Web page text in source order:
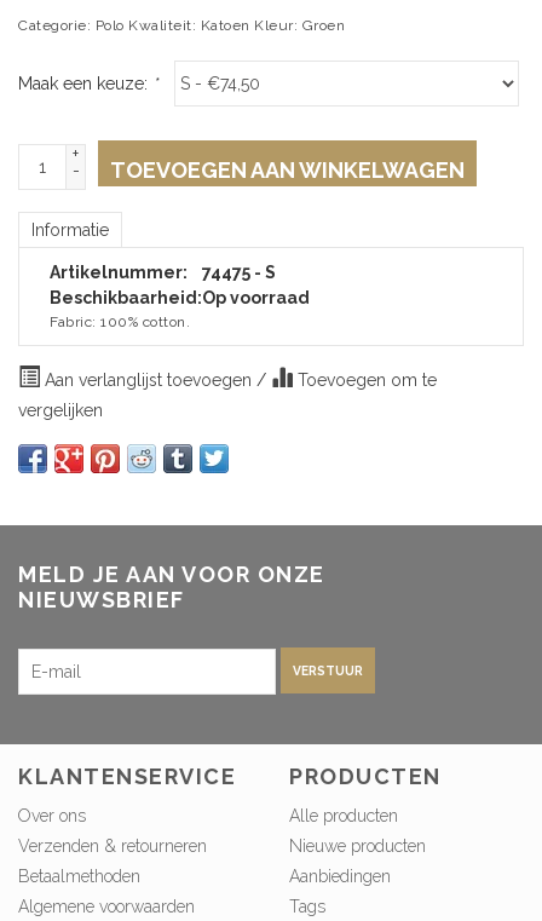
Categorie: Polo Kwaliteit: Katoen Kleur: Groen
Maak een keuze: *
+
-
TOEVOEGEN AAN WINKELWAGEN
Informatie
Artikelnummer:
74475 - S
Beschikbaarheid:Op voorraad
Fabric: 100% cotton.
Aan verlanglijst toevoegen /
Toevoegen om te
vergelijken
MELD JE AAN VOOR ONZE
NIEUWSBRIEF
VERSTUUR
KLANTENSERVICE
Over ons
Verzenden & retourneren
Betaalmethoden
Algemene voorwaarden
PRODUCTEN
Alle producten
Nieuwe producten
Aanbiedingen
Tags